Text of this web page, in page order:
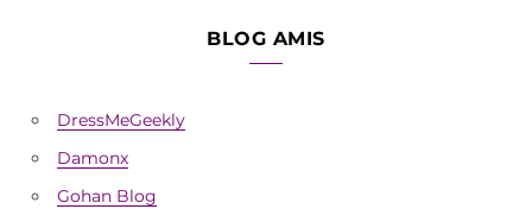
BLOG AMIS
DressMeGeekly
Damonx
Gohan Blog